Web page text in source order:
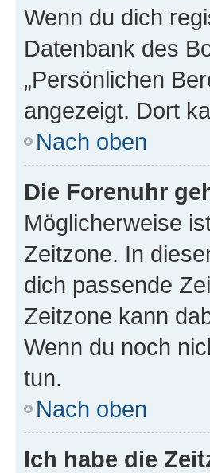
Wenn du dich
Datenbank des
„Persönlichen
angezeigt. Dort
Nach oben
Die Forenuhr
Möglicherweise
Zeitzone. In
dich passende
Zeitzone kann
Wenn du noch
tun.
Nach oben
Ich habe die